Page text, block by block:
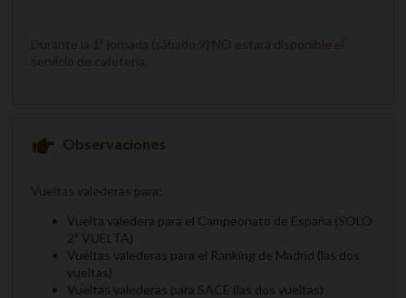
Durante la 1ª jornada (sábado 9) NO estará disponible el
servicio de cafetería.
Observaciones
Vueltas valederas para:
Vuelta valedera para el Campeonato de España (SOLO
2ª VUELTA)
Vueltas valederas para el Ranking de Madrid (las dos
vueltas)
Vueltas valederas para SACE (las dos vueltas)